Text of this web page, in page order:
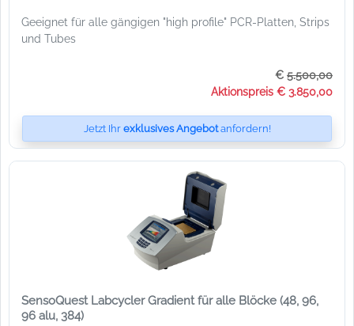
Geeignet für alle gängigen "high profile" PCR-Platten, Strips
und Tubes
€ 5.500,00
Aktionspreis € 3.850,00
Jetzt Ihr exklusives Angebotanfordern!
SensoQuest Labcycler Gradient für alle Blöcke (48, 96,
96 alu, 384)